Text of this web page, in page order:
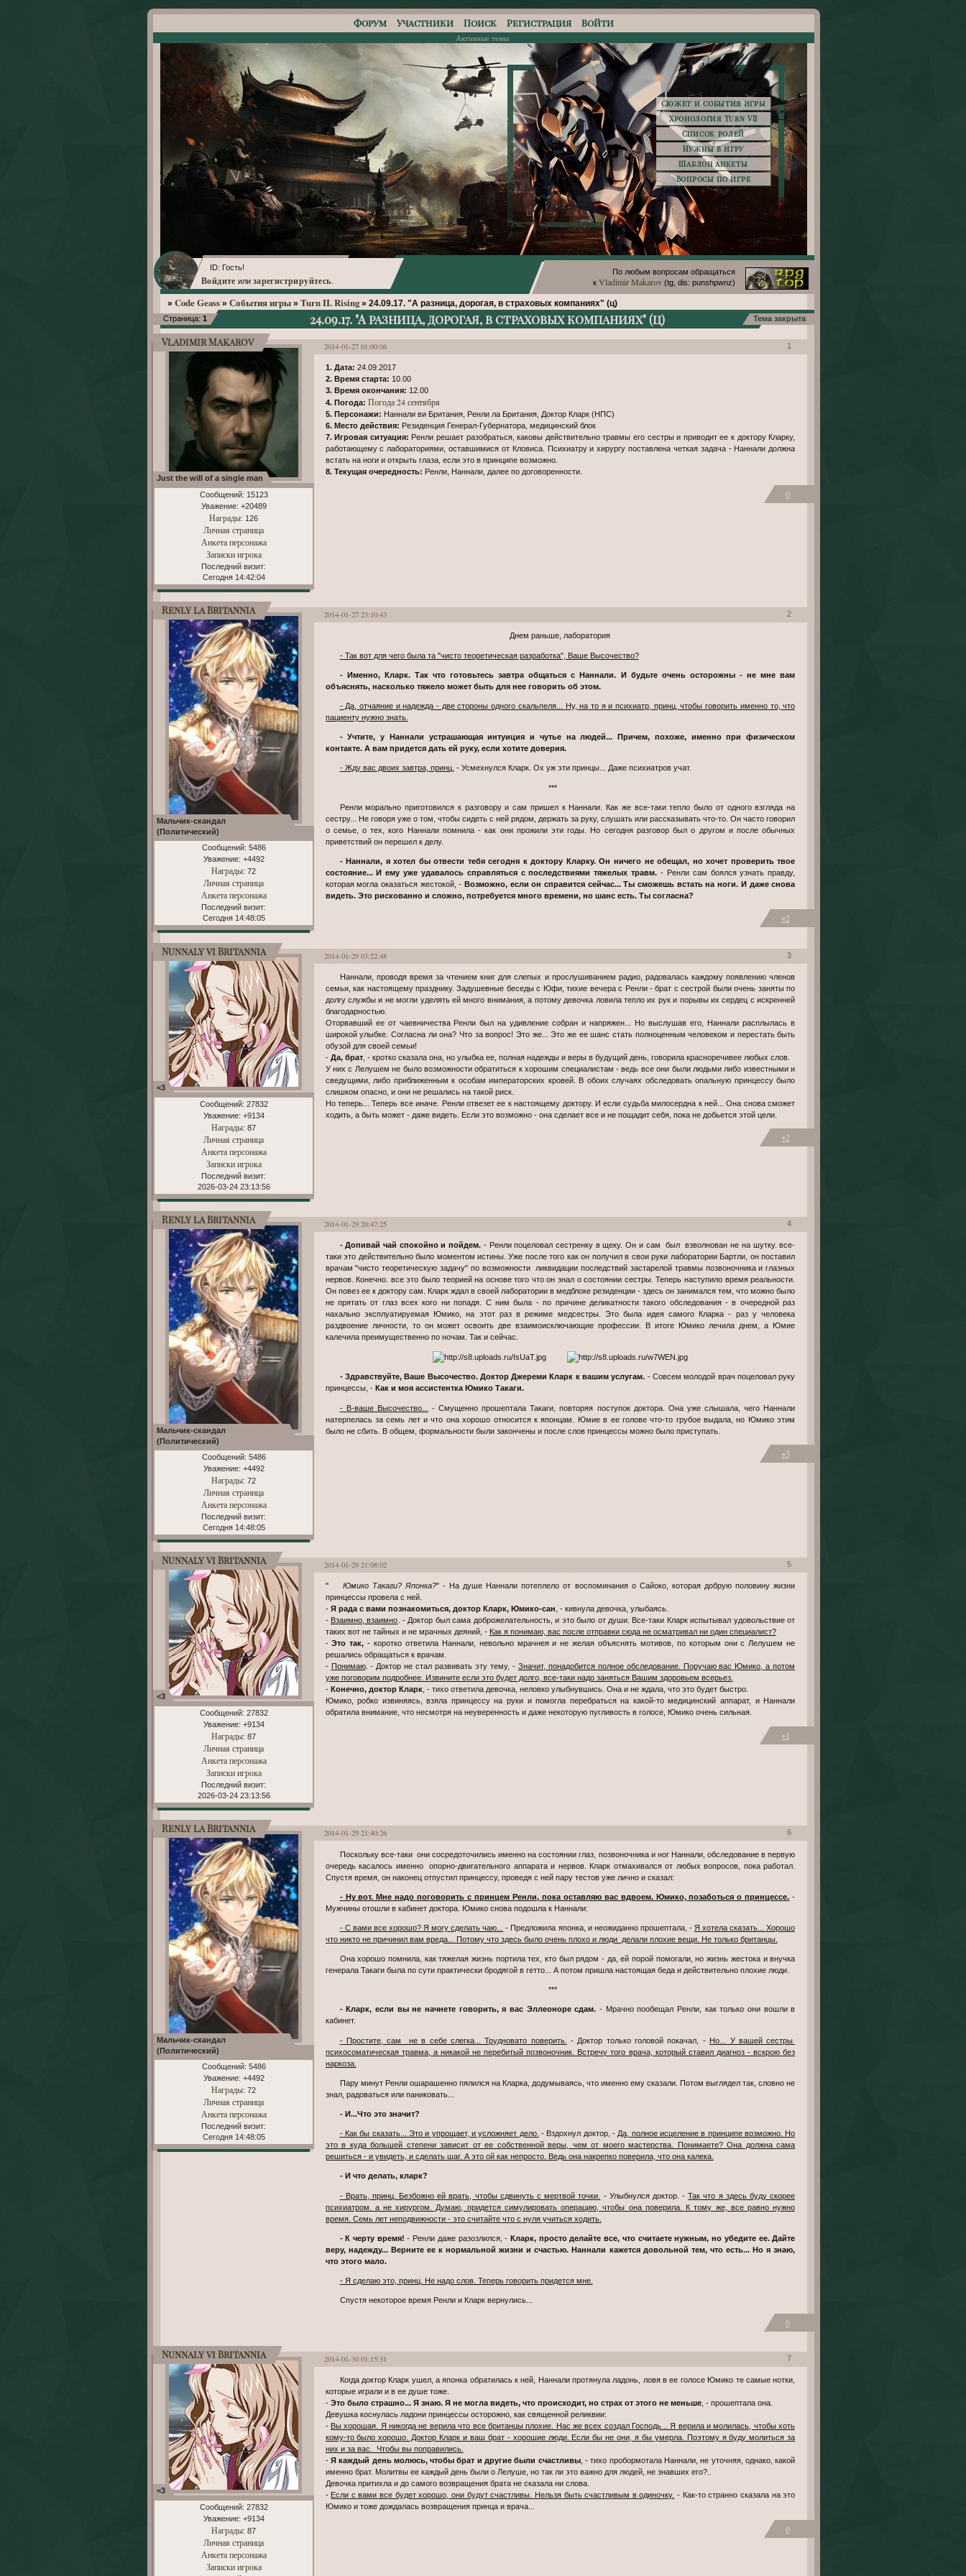
Сюжет и события игры
Хронология Turn VII
Список ролей
Нужны в игру
Шаблон анкеты
Вопросы по игре
По любым вопросам обращаться
к Vladimir Makarov (tg, dis: punshpwnz)
Форум Участники Поиск Регистрация Войти
Активные темы
ID: Гость!
Войдите или зарегистрируйтесь
» Code Geass » События игры » Turn II. Rising » 24.09.17. "А разница, дорогая, в страховых компаниях" (ц)
24.09.17. "А разница, дорогая, в страховых компаниях" (ц)
Страница: 1 Тема закрыта
1
2014-01-27 01:00:06
Vladimir Makarov
Just the will of a single man
Сообщений: 15123
Уважение: +20489
Награды: 126
Личная страница
Анкета персонажа
Записки игрока
Последний визит:
Сегодня 14:42:04
1. Дата: 24.09.2017
2. Время старта: 10.00
3. Время окончания: 12.00
4. Погода: Погода 24 сентября
5. Персонажи: Наннали ви Британия, Ренли ла Британия, Доктор Кларк (НПС)
6. Место действия: Резиденция Генерал-Губернатора, медицинский блок
7. Игровая ситуация: Ренли решает разобраться, каковы действительно травмы его сестры и приводит ее к доктору Кларку,
работающему с лабораториями, оставшимися от Кловиса. Психиатру и хирургу поставлена четкая задача - Наннали должна
встать на ноги и открыть глаза, если это в принципе возможно.
8. Текущая очередность: Ренли, Наннали, далее по договоренности.
0
2
2014-01-27 23:10:43
Renly la Britannia
Мальчик-скандал
(Политический)
Сообщений: 5486
Уважение: +4492
Награды: 72
Личная страница
Анкета персонажа
Последний визит:
Сегодня 14:48:05
Днем раньше, лаборатория
- Так вот для чего была та "чисто теоретическая разработка", Ваше Высочество?
- Именно, Кларк. Так что готовьтесь завтра общаться с Наннали. И будьте очень осторожны - не мне вам
объяснять, насколько тяжело может быть для нее говорить об этом.
- Да, отчаяние и надежда - две стороны одного скальпеля... Ну, на то я и психиатр, принц, чтобы говорить именно то, что
пациенту нужно знать.
- Учтите, у Наннали устрашающая интуиция и чутье на людей... Причем, похоже, именно при физическом
контакте. А вам придется дать ей руку, если хотите доверия.
- Жду вас двоих завтра, принц. - Усмехнулся Кларк. Ох уж эти принцы... Даже психиатров учат.
***
Ренли морально приготовился к разговору и сам пришел к Наннали. Как же все-таки тепло было от одного взгляда на
сестру... Не говоря уже о том, чтобы сидеть с ней рядом, держать за руку, слушать или рассказывать что-то. Он часто говорил
о семье, о тех, кого Наннали помнила - как они прожили эти годы. Но сегодня разговор был о другом и после обычных
приветствий он перешел к делу.
- Наннали, я хотел бы отвести тебя сегодня к доктору Кларку. Он ничего не обещал, но хочет проверить твое
состояние... И ему уже удавалось справляться с последствиями тяжелых травм. - Ренли сам боялся узнать правду,
которая могла оказаться жестокой, -Возможно, если он справится сейчас... Ты сможешь встать на ноги. И даже снова
видеть. Это рискованно и сложно, потребуется много времени, но шанс есть. Ты согласна?
+2
3
2014-01-29 03:22:48
Nunnaly vi Britannia
<3
Сообщений: 27832
Уважение: +9134
Награды: 87
Личная страница
Анкета персонажа
Записки игрока
Последний визит:
2026-03-24 23:13:56
Наннали, проводя время за чтением книг для слепых и прослушиванием радио, радовалась каждому появлению членов
семьи, как настоящему празднику. Задушевные беседы с Юфи, тихие вечера с Ренли - брат с сестрой были очень заняты по
долгу службы и не могли уделять ей много внимания, а потому девочка ловила тепло их рук и порывы их сердец с искренней
благодарностью.
Оторвавший ее от чаевничества Ренли был на удивление собран и напряжен... Но выслушав его, Наннали расплылась в
широкой улыбке. Согласна ли она? Что за вопрос! Это же... Это же ее шанс стать полноценным человеком и перестать быть
обузой для своей семьи!
- Да, брат, - кротко сказала она, но улыбка ее, полная надежды и веры в будущий день, говорила красноречивее любых слов.
У них с Лелушем не было возможности обратиться к хорошим специалистам - ведь все они были людьми либо известными и
сведущими, либо приближенным к особам императорских кровей. В обоих случаях обследовать опальную принцессу было
слишком опасно, и они не решались на такой риск.
Но теперь... Теперь все иначе. Ренли отвезет ее к настоящему доктору. И если судьба милосердна к ней... Она снова сможет
ходить, а быть может - даже видеть. Если это возможно - она сделает все и не пощадит себя, пока не добьется этой цели.
+2
4
2014-01-29 20:47:25
Renly la Britannia
Мальчик-скандал
(Политический)
Сообщений: 5486
Уважение: +4492
Награды: 72
Личная страница
Анкета персонажа
Последний визит:
Сегодня 14:48:05
- Допивай чай спокойно и пойдем. - Ренли поцеловал сестренку в щеку. Он и сам был взволнован не на шутку. все-
таки это действительно было моментом истины. Уже после того как он получил в свои руки лаборатории Бартли, он поставил
врачам "чисто теоретическую задачу" по возможности ликвидации последствий застарелой травмы позвоночника и глазных
нервов. Конечно. все это было теорией на основе того что он знал о состоянии сестры. Теперь наступило время реальности.
Он повез ее к доктору сам. Кларк ждал в своей лаборатории в медблоке резиденции - здесь он занимался тем, что можно было
не прятать от глаз всех кого ни попадя. С ним была - по причине деликатности такого обследования - в очередной раз
нахально эксплуатируемая Юмико, на этот раз в режиме медсестры. Это была идея самого Кларка - раз у человека
раздвоение личности, то он может освоить две взаимоисключающие профессии. В итоге Юмико лечила днем, а Юмие
калечила преимущественно по ночам. Так и сейчас.
- Здравствуйте, Ваше Высочество. Доктор Джереми Кларк к вашим услугам. - Совсем молодой врач поцеловал руку
принцессы, - Как и моя ассистентка Юмико Такаги.
- В-ваше Высочество...
- Смущенно прошептала Такаги, повторяя поступок доктора. Она уже слышала, чего Наннали
натерпелась за семь лет и что она хорошо относится к японцам. Юмие в ее голове что-то грубое выдала, но Юмико этим
было не сбить. В общем, формальности были закончены и после слов принцессы можно было приступать.
+3
5
2014-01-29 21:08:02
Nunnaly vi Britannia
<3
Сообщений: 27832
Уважение: +9134
Награды: 87
Личная страница
Анкета персонажа
Записки игрока
Последний визит:
2026-03-24 23:13:56
" Юмико Такаги? Японка?" - На душе Наннали потеплело от воспоминания о Сайоко, которая добрую половину жизни
принцессы провела с ней.
- Я рада с вами познакомиться, доктор Кларк, Юмико-сан , - кивнула девочка, улыбаясь.
- Взаимно, взаимно . - Доктор был сама доброжелательность, и это было от души. Все-таки Кларк испытывал удовольствие от
таких вот не тайных и не мрачных деяний, - Как я понимаю, вас после отправки сюда не осматривал ни один специалист?
-Это так, - коротко ответила Наннали, невольно мрачнея и не желая объяснять мотивов, по которым они с Лелушем не
решались обращаться к врачам.
- Понимаю. - Доктор не стал развивать эту тему, - Значит, понадобится полное обследование. Поручаю вас Юмико, а потом
уже поговорим подробнее. Извините если это будет долго, все-таки надо заняться Вашим здоровьем всерьез.
- Конечно, доктор Кларк, - тихо ответила девочка, неловко улыбнувшись. Она и не ждала, что это будет быстро.
Юмико, робко извиняясь, взяла принцессу на руки и помогла перебраться на какой-то медицинский аппарат, и Наннали
обратила внимание, что несмотря на неуверенность и даже некоторую пугливость в голосе, Юмико очень сильная.
+1
6
2014-01-29 21:40:26
Renly la Britannia
Мальчик-скандал
(Политический)
Сообщений: 5486
Уважение: +4492
Награды: 72
Личная страница
Анкета персонажа
Последний визит:
Сегодня 14:48:05
Поскольку все-таки они сосредоточились именно на состоянии глаз, позвоночника и ног Наннали, обследование в первую
очередь касалось именно опорно-двигательного аппарата и нервов. Кларк отмахивался от любых вопросов, пока работал.
Спустя время, он наконец отпустил принцессу, проведя с ней пару тестов уже лично и сказал:
- Ну вот. Мне надо поговорить с принцем Ренли, пока оставляю вас вдвоем. Юмико, позаботься о принцессе. -
Мужчины отошли в кабинет доктора. Юмико снова подошла к Наннали:
- С вами все хорошо? Я могу сделать чаю... - Предложила японка, и неожиданно прошептала, - Я хотела сказать... Хорошо
что никто не причинил вам вреда... Потому что здесь было очень плохо и люди делали плохие вещи. Не только британцы.
Она хорошо помнила, как тяжелая жизнь портила тех, кто был рядом - да, ей порой помогали, но жизнь жестока и внучка
генерала Такаги была по сути практически бродягой в гетто... А потом пришла настоящая беда и действительно плохие люди.
***
- Кларк, если вы не начнете говорить, я вас Эллеоноре сдам. - Мрачно пообещал Ренли, как только они вошли в
кабинет.
- Простите, сам не в себе слегка... Трудновато поверить. - Доктор только головой покачал, - Но... У вашей сестры
психосоматическая травма, а никакой не перебитый позвоночник. Встречу того врача, который ставил диагноз - вскрою без
наркоза.
Пару минут Ренли ошарашенно пялился на Кларка, додумываясь, что именно ему сказали. Потом выглядел так, словно не
знал, радоваться или паниковать...
- И...Что это значит?
- Как бы сказать... Это и упрощает, и усложняет дело. - Вздохнул доктор, - Да, полное исцеление в принципе возможно. Но
это в куда большей степени зависит от ее собственной веры, чем от моего мастерства. Понимаете? Она должна сама
решиться - и увидеть, и сделать шаг. А это ой как непросто. Ведь она накрепко поверила, что она калека.
- И что делать, кларк?
- Врать, принц. Безбожно ей врать, чтобы сдвинуть с мертвой точки. - Улыбнулся доктор. -Так что я здесь буду скорее
психиатром. а не хирургом. Думаю, придется симулировать операцию, чтобы она поверила. К тому же, все равно нужно
время. Семь лет неподвижности - это считайте что с нуля учиться ходить.
- К черту время! - Ренли даже разозлился, -Кларк, просто делайте все, что считаете нужным, но убедите ее. Дайте
веру, надежду... Верните ее к нормальной жизни и счастью. Наннали кажется довольной тем, что есть... Но я знаю,
что этого мало.
- Я сделаю это, принц. Не надо слов. Теперь говорить придется мне.
Спустя некоторое время Ренли и Кларк вернулись...
0
7
2014-01-30 01:15:31
Nunnaly vi Britannia
<3
Сообщений: 27832
Уважение: +9134
Награды: 87
Личная страница
Анкета персонажа
Записки игрока
Когда доктор Кларк ушел, а японка обратилась к ней, Наннали протянула ладонь, ловя в ее голосе Юмико те самые нотки,
которые играли и в ее душе тоже.
- Это было страшно... Я знаю. Я не могла видеть, что происходит, но страх от этого не меньше, - прошептала она.
Девушка коснулась ладони принцессы осторожно, как священной реликвии:
- Вы хорошая. Я никогда не верила что все британцы плохие. Нас же всех создал Господь... Я верила и молилась, чтобы хоть
кому-то было хорошо. Доктор Кларк и ваш брат - хорошие люди. Если бы не они, я бы умерла. Поэтому я буду молиться за
них и за вас. Чтобы вы поправились.
- Я каждый день молюсь, чтобы брат и другие были счастливы, - тихо пробормотала Наннали, не уточняя, однако, какой
именно брат. Молитвы ее каждый день были о Лелуше, но так ли это важно для людей, не знавших его?..
Девочка притихла и до самого возвращения брата не сказала ни слова.
- Если с вами все будет хорошо, они будут счастливы. Нельзя быть счастливым в одиночку. - Как-то странно сказала на это
Юмико и тоже дождалась возвращения принца и врача...
0